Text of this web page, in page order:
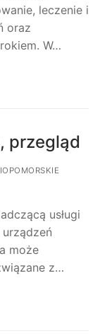
leczenie i
oraz
W…
przegląd
usługi
może
z…